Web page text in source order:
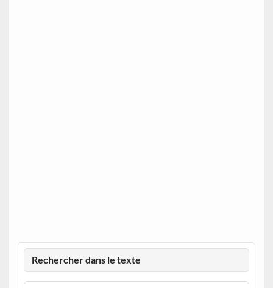
Rechercher dans le texte